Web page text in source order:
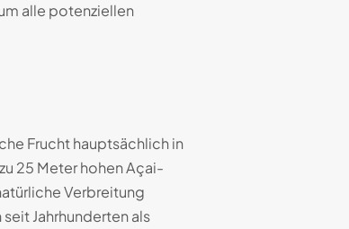
alle potenziellen
Frucht hauptsächlich in
25 Meter hohen Açai-
Verbreitung
Jahrhunderten als